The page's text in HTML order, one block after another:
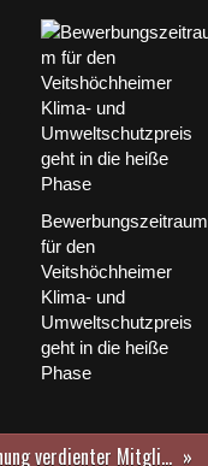
Bewerbungszeitraum
für den
Veitshöchheimer
Klima- und
Umweltschutzpreis
geht in die heiße
Phase
Auszeichnung verdienter Mitglieder im Ehrenamt beim Vdk-Ortsverband Veitshöchheim